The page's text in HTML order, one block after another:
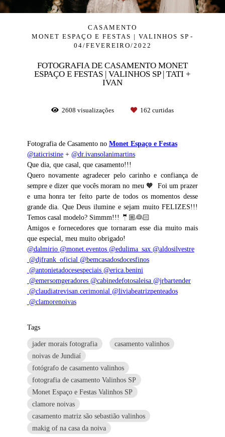
CASAMENTO
MONET ESPAÇO E FESTAS | VALINHOS SP
04/FEVEREIRO/2022
FOTOGRAFIA DE CASAMENTO MONET
ESPAÇO E FESTAS | VALINHOS SP | TATI +
IVAN
2608 visualizações 162 curtidas
Fotografia de Casamento no Monet Espaço e Festas
@taticristine+ @dr.ivansolanimartins
Que dia, que casal, que casamento!!!
Quero novamente agradecer pelo carinho e confiança de
sempre e dizer que vocês moram no meu 🧡 Foi um prazer
e uma honra ter feito parte de todos os momentos desse
grande dia. Que Deus ilumine e sejam muito FELIZES!!!
Temos casal modelo? Simmm!!! 🤵🏼👰🏻
Amigos e fornecedores que tornaram esse dia muito mais
que especial, meu muito obrigado!
@dalmirio@monet.eventos@edulima_sax@aldosilvestre
@djfrank_oficial @bemcasadosdocesfinos
@antonietadocesespeciais@erica.benini
@emersomgeradores@cabinedefotosaleisa@jrbartender
@claudiatrevisan.cerimonial @liviabeatrizpenteados
@clamorenoivas
Tags
jader morais fotografia
casamento valinhos
noivas de Jundiaí
fotógrafo de casamento valinhos
fotografia de casamento Valinhos SP
Monet Espaço e Festas Valinhos SP
clamore noivas
casamento matriz são sebastião valinhos
makig of na casa da noiva